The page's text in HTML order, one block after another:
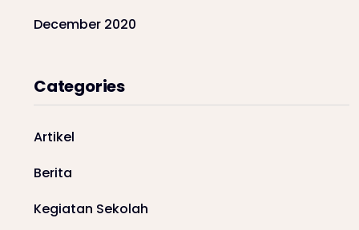
December 2020
Categories
Artikel
Berita
Kegiatan Sekolah